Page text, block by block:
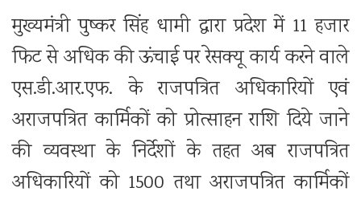
मुख्यमंत्री पुष्कर सिंह धामी द्वारा प्रदेश में 11 हजार
फिट से अधिक की ऊंचाई पर रेसक्यू कार्य करने वाले
एस.डी.आर.एफ. के राजपत्रित अधिकारियों एवं
अराजपत्रित कार्मिकों को प्रोत्साहन राशि दिये जाने
की व्यवस्था के निर्देशों के तहत अब राजपत्रित
अधिकारियों को 1500 तथा अराजपत्रित कार्मिकों